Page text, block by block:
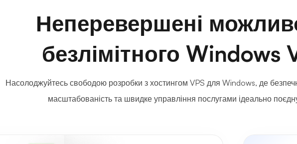
Неперевершені
безлімітного Windows
Насолоджуйтесь свободою розробки з хостингом VPS для Windows, де
масштабованість та швидке управління послугами ідеально